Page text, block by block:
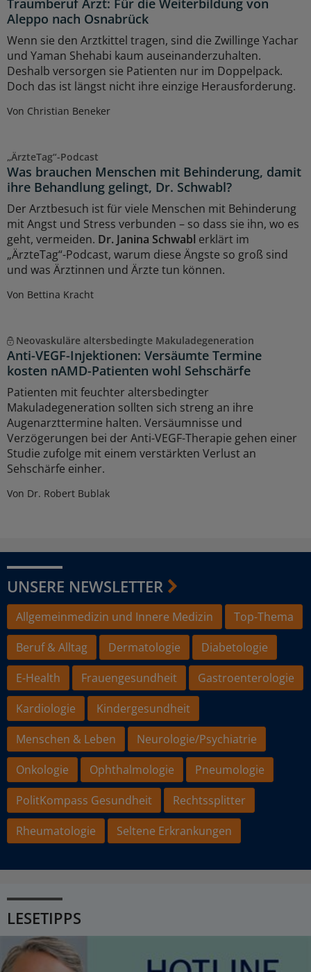
Traumberuf Arzt: Für die Weiterbildung von
Aleppo nach Osnabrück
Wenn sie den Arztkittel tragen, sind die Zwillinge Yachar
und Yaman Shehabi kaum auseinanderzuhalten.
Deshalb versorgen sie Patienten nur im Doppelpack.
Doch das ist längst nicht ihre einzige Herausforderung.
Von Christian Beneker
„ÄrzteTag“-Podcast
Was brauchen Menschen mit Behinderung, damit
ihre Behandlung gelingt, Dr. Schwabl?
Der Arztbesuch ist für viele Menschen mit Behinderung
mit Angst und Stress verbunden – so dass sie ihn, wo es
geht, vermeiden. Dr. Janina Schwabl erklärt im
„ÄrzteTag“-Podcast, warum diese Ängste so groß sind
und was Ärztinnen und Ärzte tun können.
Von Bettina Kracht
Neovaskuläre altersbedingte Makuladegeneration
Anti-VEGF-Injektionen: Versäumte Termine
kosten nAMD-Patienten wohl Sehschärfe
Patienten mit feuchter altersbedingter
Makuladegeneration sollten sich streng an ihre
Augenarzttermine halten. Versäumnisse und
Verzögerungen bei der Anti-VEGF-Therapie gehen einer
Studie zufolge mit einem verstärkten Verlust an
Sehschärfe einher.
Von Dr. Robert Bublak
UNSERE NEWSLETTER
Allgemeinmedizin und Innere Medizin
Top-Thema
Beruf & Alltag
Dermatologie
Diabetologie
E-Health
Frauengesundheit
Gastroenterologie
Kardiologie
Kindergesundheit
Menschen & Leben
Neurologie/Psychiatrie
Onkologie
Ophthalmologie
Pneumologie
PolitKompass Gesundheit
Rechtssplitter
Rheumatologie
Seltene Erkrankungen
LESETIPPS